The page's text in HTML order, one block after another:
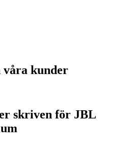
kunder
skriven för JBL